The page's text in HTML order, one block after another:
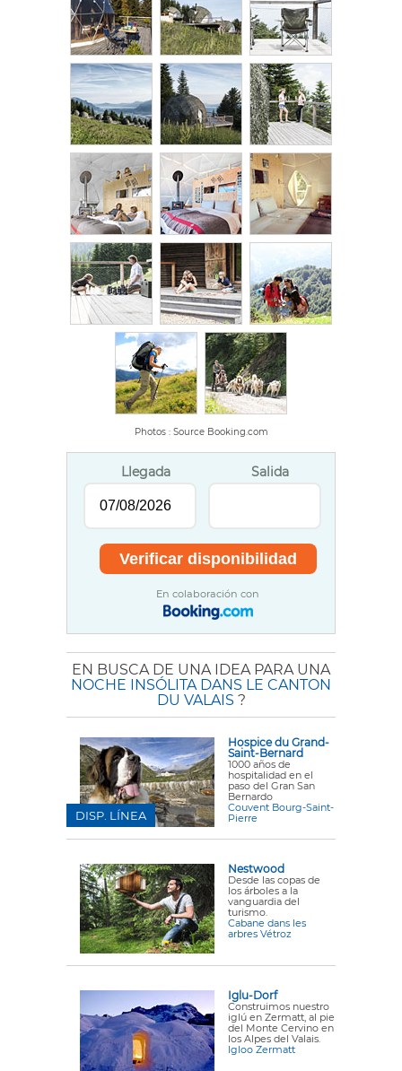
Photos : Source Booking.com
Llegada Salida
En colaboración con
EN BUSCA DE UNA IDEA PARA UNA
NOCHE INSÓLITA DANS LE CANTON
DU VALAIS ?
Hospice du Grand-
Saint-Bernard
1000 años de
hospitalidad en el
paso del Gran San
Bernardo
Couvent Bourg-Saint-
Pierre
DISP. LÍNEA
Nestwood
Desde las copas de
los árboles a la
vanguardia del
turismo.
Cabane dans les
arbres Vétroz
Iglu-Dorf
Construimos nuestro
iglú en Zermatt, al pie
del Monte Cervino en
los Alpes del Valais.
Igloo Zermatt